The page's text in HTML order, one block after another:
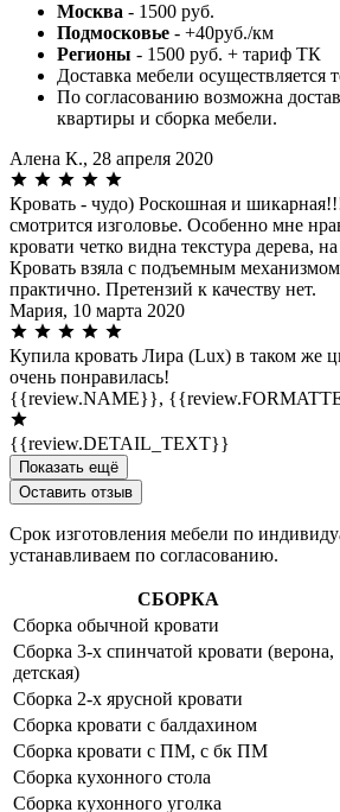
Москва - 1500 руб.
Подмосковье - +40руб./км
Регионы - 1500 руб. + тариф ТК
Доставка мебели осуществляется
По согласованию возможна
квартиры и сборка мебели.
Алена К., 28 апреля 2020
Кровать - чудо) Роскошная и
смотрится изголовье. Особенно мне
кровати четко видна текстура дерева,
Кровать взяла с подъемным
практично. Претензий к качеству нет.
Мария, 10 марта 2020
Купила кровать Лира (Lux) в таком же
очень понравилась!
{{review.NAME}},
{{review.DETAIL_TEXT}}
Показать ещё
Оставить отзыв
Срок изготовления мебели по
устанавливаем по согласованию.
СБОРКА
Сборка обычной кровати
Сборка 3-х спинчатой кровати (верона,
детская)
Сборка 2-х ярусной кровати
Сборка кровати с балдахином
Сборка кровати с ПМ, с бк ПМ
Сборка кухонного стола
Сборка кухонного уголка